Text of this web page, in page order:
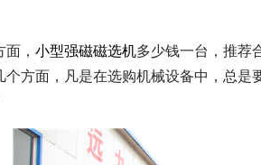
， 小型强磁磁选机多少钱一台，推荐
方面， 凡是在选购机械设备中，总是